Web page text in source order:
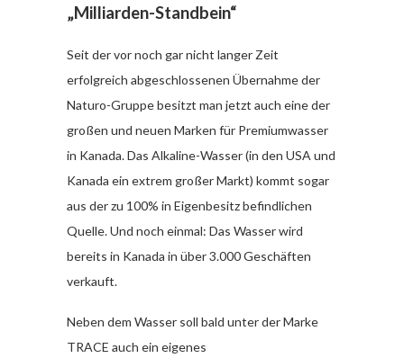
„Milliarden-Standbein“
Seit der vor noch gar nicht langer Zeit
erfolgreich abgeschlossenen Übernahme der
Naturo-Gruppe besitzt man jetzt auch eine der
großen und neuen Marken für Premiumwasser
in Kanada. Das Alkaline-Wasser (in den USA und
Kanada ein extrem großer Markt) kommt sogar
aus der zu 100% in Eigenbesitz befindlichen
Quelle. Und noch einmal: Das Wasser wird
bereits in Kanada in über 3.000 Geschäften
verkauft.
Neben dem Wasser soll bald unter der Marke
TRACE auch ein eigenes